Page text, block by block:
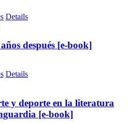
de
opciones
se
elegir
en
de
Este
múltiples
opciones
se
elegir
en
la
Details
después [e-book]
Este
múltiples
variantes.
Las
Details
y deporte en la literatura
[e-book]